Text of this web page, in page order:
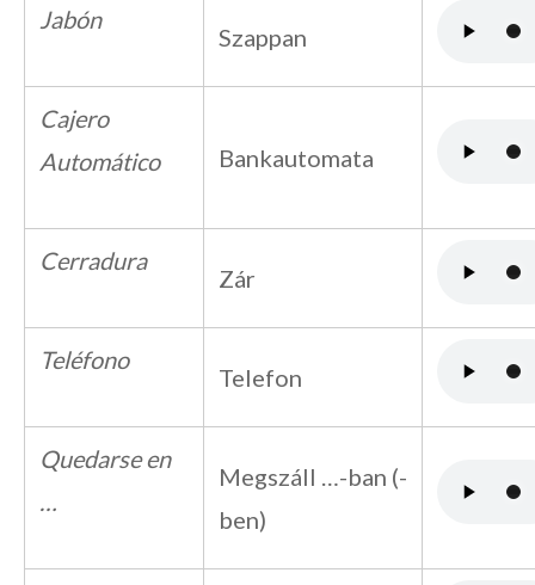
Jabón
Szappan
Cajero
Automático
Bankautomata
Cerradura
Zár
Teléfono
Telefon
Quedarse en
…
Megszáll …-ban (-
ben)